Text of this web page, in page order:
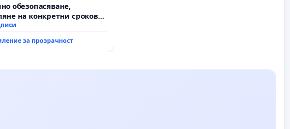
обезопасяване,
на конкретни срокове
на цялостна
път между пътен
за прозрачност